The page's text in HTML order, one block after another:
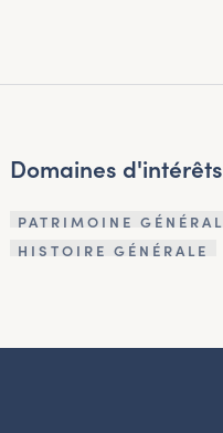
Domaines d'intérêts
PATRIMOINE GÉNÉRAL
HISTOIRE GÉNÉRALE